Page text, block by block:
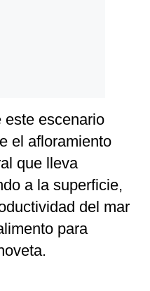
este escenario
el afloramiento
que lleva
a la superficie,
del mar
para